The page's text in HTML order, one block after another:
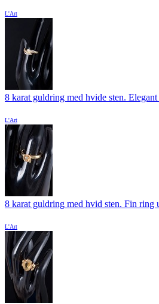
L'Art
8 karat guldring med hvide sten.
L'Art
8 karat guldring med hvid sten. Fin ring
L'Art